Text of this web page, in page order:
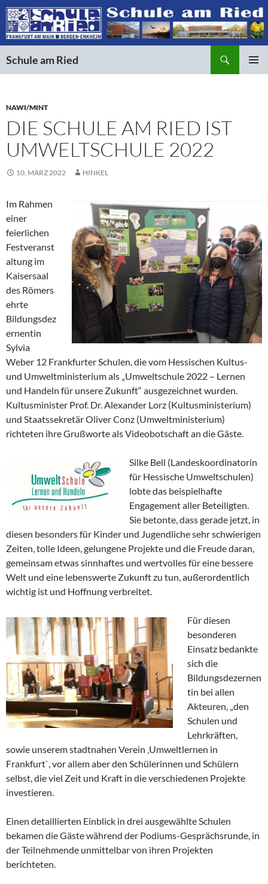
Schule am Ried
NAWI/MINT
DIE SCHULE AM RIED IST
UMWELTSCHULE 2022
10. MÄRZ 2022 HINKEL
Im Rahmen
einer
feierlichen
Festveranst
altung im
Kaisersaal
des Römers
ehrte
Bildungsdez
ernentin
Sylvia
Weber 12 Frankfurter Schulen, die vom Hessischen Kultus-
und Umweltministerium als „Umweltschule 2022 – Lernen
und Handeln für unsere Zukunft“ ausgezeichnet wurden.
Kultusminister Prof. Dr. Alexander Lorz (Kultusministerium)
und Staatssekretär Oliver Conz (Umweltministerium)
richteten ihre Grußworte als Videobotschaft an die Gäste.
Silke Bell (Landeskoordinatorin
für Hessische Umweltschulen)
lobte das beispielhafte
Engagement aller Beteiligten.
Sie betonte, dass gerade jetzt, in
diesen besonders für Kinder und Jugendliche sehr schwierigen
Zeiten, tolle Ideen, gelungene Projekte und die Freude daran,
gemeinsam etwas sinnhaftes und wertvolles für eine bessere
Welt und eine lebenswerte Zukunft zu tun, außerordentlich
wichtig ist und Hoffnung verbreitet.
Für diesen
besonderen
Einsatz bedankte
sich die
Bildungsdezernen
tin bei allen
Akteuren, „den
Schulen und
Lehrkräften,
sowie unserem stadtnahen Verein ‚Umweltlernen in
Frankfurt`, vor allem aber den Schülerinnen und Schülern
selbst, die viel Zeit und Kraft in die verschiedenen Projekte
investieren.
Einen detaillierten Einblick in drei ausgewählte Schulen
bekamen die Gäste während der Podiums-Gesprächsrunde, in
der Teilnehmende unmittelbar von ihren Projekten
berichteten.